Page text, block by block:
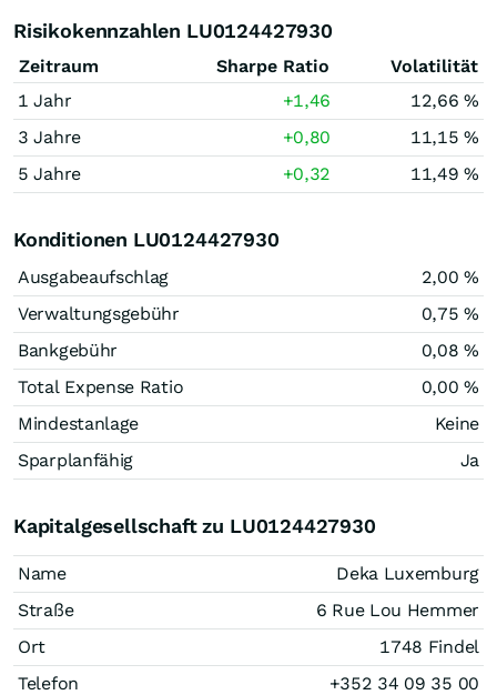
Risikokennzahlen LU0124427930
Zeitraum Sharpe Ratio
Volatilität
1 Jahr
+1,46
12,66 %
3 Jahre
+0,80
11,15 %
5 Jahre
+0,32 11,49 %
Konditionen LU0124427930
Ausgabeaufschlag
2,00 %
Verwaltungsgebühr
0,75 %
Bankgebühr
0,08 %
Total Expense Ratio
0,00 %
Mindestanlage
Keine
Sparplanfähig
Ja
Kapitalgesellschaft zu LU0124427930
Name
Deka Luxemburg
Straße
6 Rue Lou Hemmer
Ort
1748 Findel
Telefon
+352 34 09 35 00